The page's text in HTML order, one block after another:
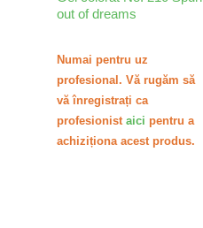
out of dreams
Numai pentru uz
profesional. Vă rugăm să
vă înregistrați ca
profesionist aici pentru a
achiziționa acest produs.